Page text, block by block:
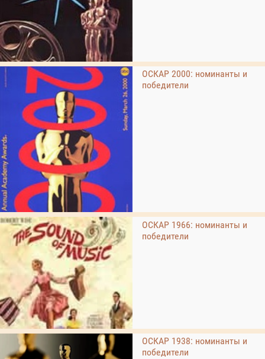
ОСКАР 2000: номинанты и
победители
ОСКАР 1966: номинанты и
победители
ОСКАР 1938: номинанты и
победители